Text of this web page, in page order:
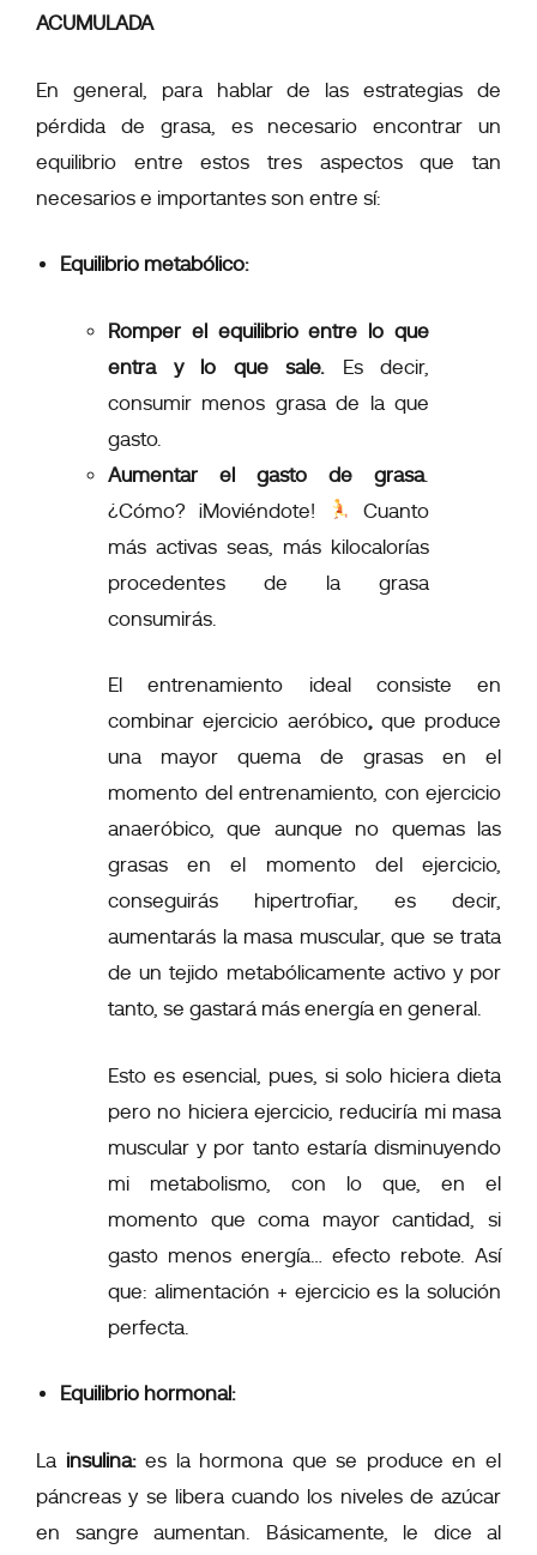
ACUMULADA
En general, para hablar de las estrategias de
pérdida de grasa, es necesario encontrar un
equilibrio entre estos tres aspectosque tan
necesarios e importantes son entre sí:
Equilibrio metabólico:
Romper el equilibrio entre lo que
entra y lo que sale. Es decir,
consumir menos grasa de la que
gasto.
Aumentar el gasto de grasa.
¿Cómo? ¡Moviéndote!
Cuanto
más activas seas, más kilocalorías
procedentes de la grasa
consumirás.
El entrenamiento ideal consiste en
combinar ejercicio aeróbico, que produce
una mayor quema de grasas en el
momento del entrenamiento, con ejercicio
anaeróbico, que aunque no quemas las
grasas en el momento del ejercicio,
conseguirás hipertrofiar, es decir,
aumentarás la masa muscular, que se trata
de un tejido metabólicamente activo y por
tanto, se gastará más energía en general.
Esto es esencial, pues, si solo hiciera dieta
pero no hiciera ejercicio, reduciría mi masa
muscular y por tanto estaría disminuyendo
mi metabolismo, con lo que, en el
momento que coma mayor cantidad, si
gasto menos energía… efecto rebote. Así
que: alimentación + ejercicio es la solución
perfecta.
Equilibrio hormonal:
La insulina:es la hormona que se produce en el
páncreas y se libera cuando los niveles de azúcar
en sangre aumentan. Básicamente, le dice al